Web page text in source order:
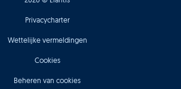
Privacycharter
Wettelijke vermeldingen
Cookies
Beheren van cookies